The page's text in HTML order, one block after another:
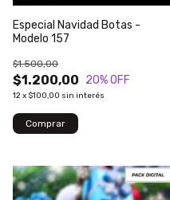
Especial Navidad Botas -
Modelo 157
$1.200,00
$1.500,00
20% OFF
12x $100,00 sin interés